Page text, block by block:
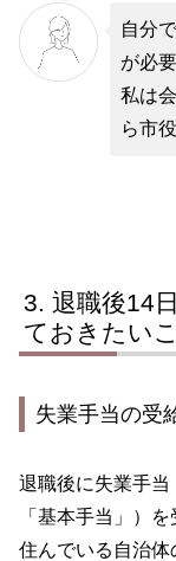
自分
が必
私は
ら市
退職後14
ておきたい
失業手当の受
退職後に失業手
「基本手当」）
住んでいる自治体